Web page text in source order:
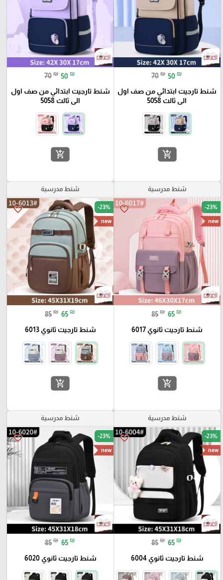
70 ₪ 50 ₪
شنط تارجيت ابتدائي من صف اول
الى ثالث 5058
add_shopping_cart
70 ₪ 50 ₪
شنط تارجيت ابتدائي من صف اول
الى ثالث 5058
add_shopping_cart
شنط مدرسية
favorite_border -23%
new
85 ₪ 65 ₪
شنط تارجيت ثانوي 6017
add_shopping_cart
شنط مدرسية
favorite_border -23%
new
85 ₪ 65 ₪
شنط تارجيت ثانوي 6013
add_shopping_cart
شنط مدرسية
favorite_border -23%
new
85 ₪ 65 ₪
شنط تارجيت ثانوي 6004
شنط مدرسية
favorite_border -23%
new
85 ₪ 65 ₪
شنط تارجيت ثانوي 6020